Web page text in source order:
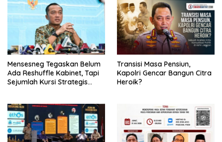
Mensesneg Tegaskan Belum
Ada Reshuffle Kabinet, Tapi
Sejumlah Kursi Strategis
Transisi Masa Pensiun,
Kapolri Gencar Bangun Citra
Heroik?